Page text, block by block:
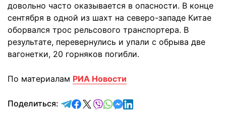
довольно часто оказывается в опасности. В конце
сентября в одной из шахт на северо-западе Китае
оборвался трос рельсового транспортера. В
результате, перевернулись и упали с обрыва две
вагонетки, 20 горняков погибли.
По материалам РИА Новости
Поделиться: отправить в Telegram
поделиться в Facebook
поделиться в X
отправить в Viber
отправить в Whatsapp
отправить в Messenger
отправить в LinkedIn